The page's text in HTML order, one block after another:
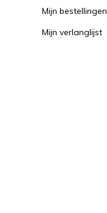
Mijn bestellingen
Mijn verlanglijst